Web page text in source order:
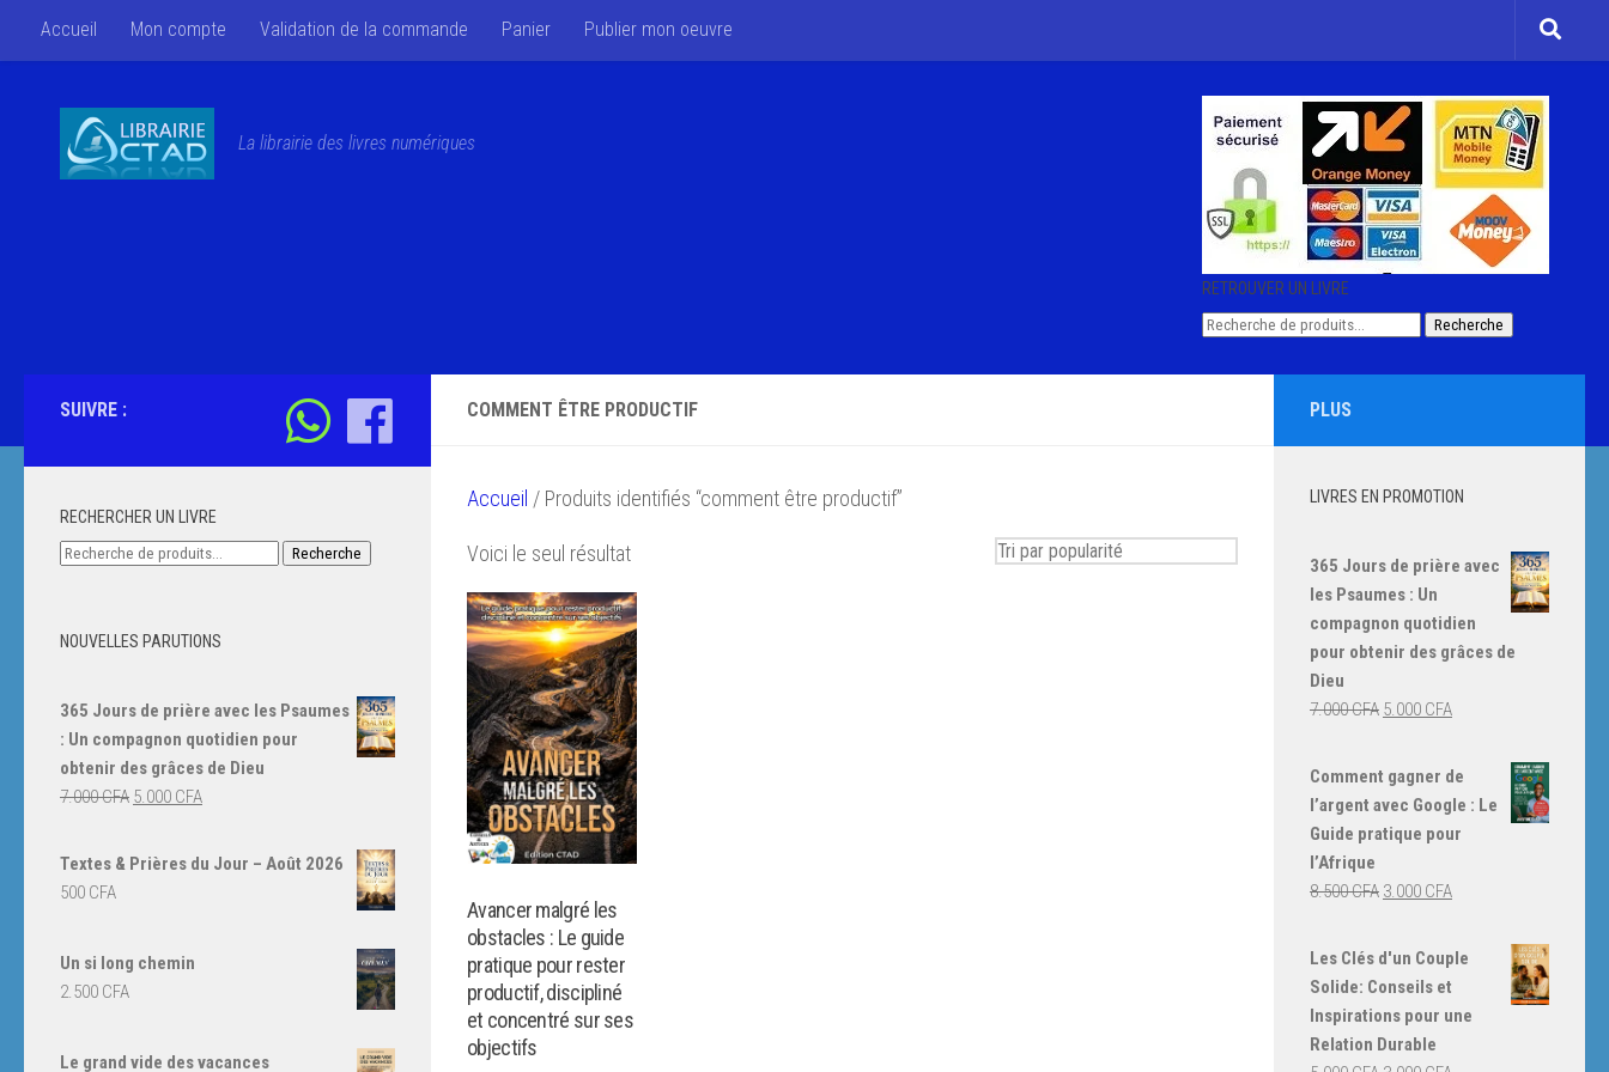
Skip to content
Accueil Mon compte Validation de la commande Panier Publier mon oeuvre
La librairie des livres numériques
RETROUVER UN LIVRE
Recherche
Recherche
COMMENT ÊTRE PRODUCTIF
Accueil / Produits identifiés “comment être productif”
Voici le seul résultat
Avancer malgré les
obstacles : Le guide
pratique pour rester
productif, discipliné
et concentré sur ses
objectifs
SUIVRE :
RECHERCHER UN LIVRE
Recherche
Recherche
NOUVELLES PARUTIONS
365 Jours de prière avec les Psaumes
: Un compagnon quotidien pour
obtenir des grâces de Dieu
7.000CFA Le
initial
5.000 CFALe
actuel
Textes & Prières du Jour – Août 2026
500 CFA
Un si long chemin
2.500 CFA
Le grand vide des vacances
PLUS
LIVRES EN PROMOTION
365 Jours de prière avec
les Psaumes : Un
compagnon quotidien
pour obtenir des grâces de
Dieu
7.000CFA Le
était :
7.000 CFA.
5.000 CFALe
actuel
est :
5.000 CFA.
Comment gagner de
l’argent avec Google : Le
Guide pratique pour
l’Afrique
8.500CFA Le
initial
était :
3.000 CFALe
actuel
3.000 CFA.
Les Clés d'un Couple
Solide: Conseils et
Inspirations pour une
Relation Durable